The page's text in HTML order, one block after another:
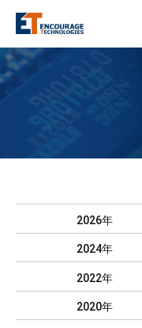
2026年
2024年
2022年
2020年